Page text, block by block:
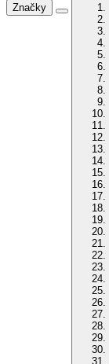
Značky